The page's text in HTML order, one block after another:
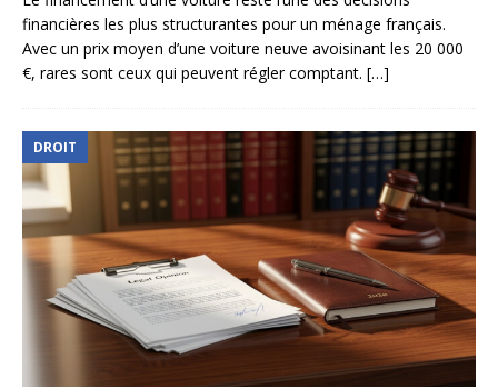
financières les plus structurantes pour un ménage français.
Avec un prix moyen d’une voiture neuve avoisinant les 20 000
€, rares sont ceux qui peuvent régler comptant. […]
DROIT